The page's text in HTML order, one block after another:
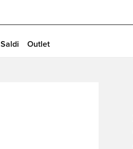
Saldi Outlet